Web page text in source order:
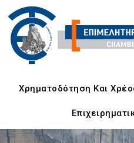
Χρηματοδότηση Και